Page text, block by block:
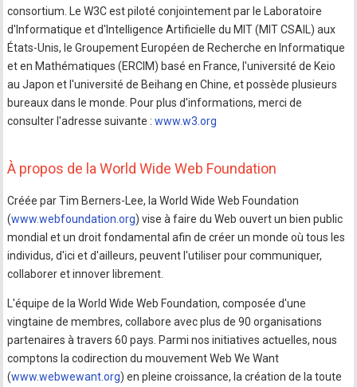
consortium. Le W3C est piloté conjointement par le Laboratoire
d'Informatique et d'Intelligence Artificielle du MIT (MIT CSAIL) aux
États-Unis, le Groupement Européen de Recherche en Informatique
et en Mathématiques (ERCIM) basé en France, l'université de Keio
au Japon et l'université de Beihang en Chine, et possède plusieurs
bureaux dans le monde. Pour plus d'informations, merci de
consulter l'adresse suivante :www.w3.org
À propos de la World Wide Web Foundation
Créée par Tim Berners-Lee, la World Wide Web Foundation
(www.webfoundation.org) vise à faire du Web ouvert un bien public
mondial et un droit fondamental afin de créer un monde où tous les
individus, d'ici et d'ailleurs, peuvent l'utiliser pour communiquer,
collaborer et innover librement.
L'équipe de la World Wide Web Foundation, composée d'une
vingtaine de membres, collabore avec plus de 90 organisations
partenaires à travers 60 pays. Parmi nos initiatives actuelles, nous
comptons la codirection du mouvement Web We Want
(www.webwewant.org) en pleine croissance, la création de la toute